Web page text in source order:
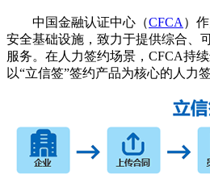
中国金融认证中心（CFCA ）
安全基础设施，致力于提供综合、
服务。在人力签约场景，CFCA持
以“立信签”签约产品为核心的人力